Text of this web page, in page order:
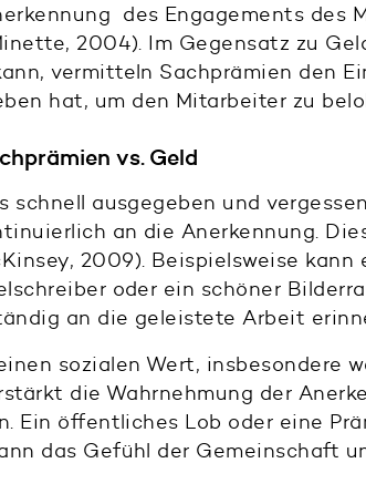
des Engagements des
2004). Im Gegensatz zu
vermitteln Sachprämien den
hat, um den Mitarbeiter zu
vs. Geld
schnell ausgegeben und
an die Anerkennung.
2009). Beispielsweise kann
oder ein schöner
an die geleistete Arbeit
sozialen Wert, insbesondere
die Wahrnehmung der
Ein öffentliches Lob oder eine
das Gefühl der Gemeinschaft